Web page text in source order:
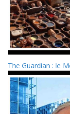
The Guardian : le